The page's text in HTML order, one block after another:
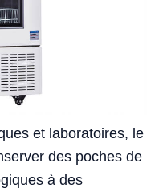
et laboratoires, le
des poches de
à des